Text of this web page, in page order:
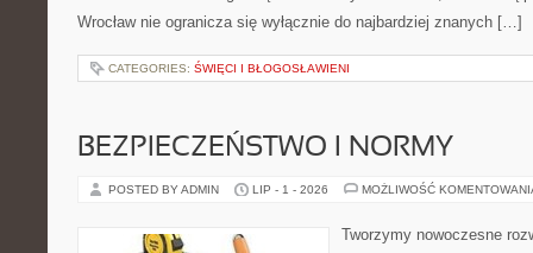
Wrocław nie ogranicza się wyłącznie do najbardziej znanych […]
CATEGORIES: ŚWIĘCI I BŁOGOSŁAWIENI
BEZPIECZEŃSTWO I NORMY
POSTED BY ADMIN LIP - 1 - 2026 MOŻLIWOŚĆ
Tworzymy nowoczesne